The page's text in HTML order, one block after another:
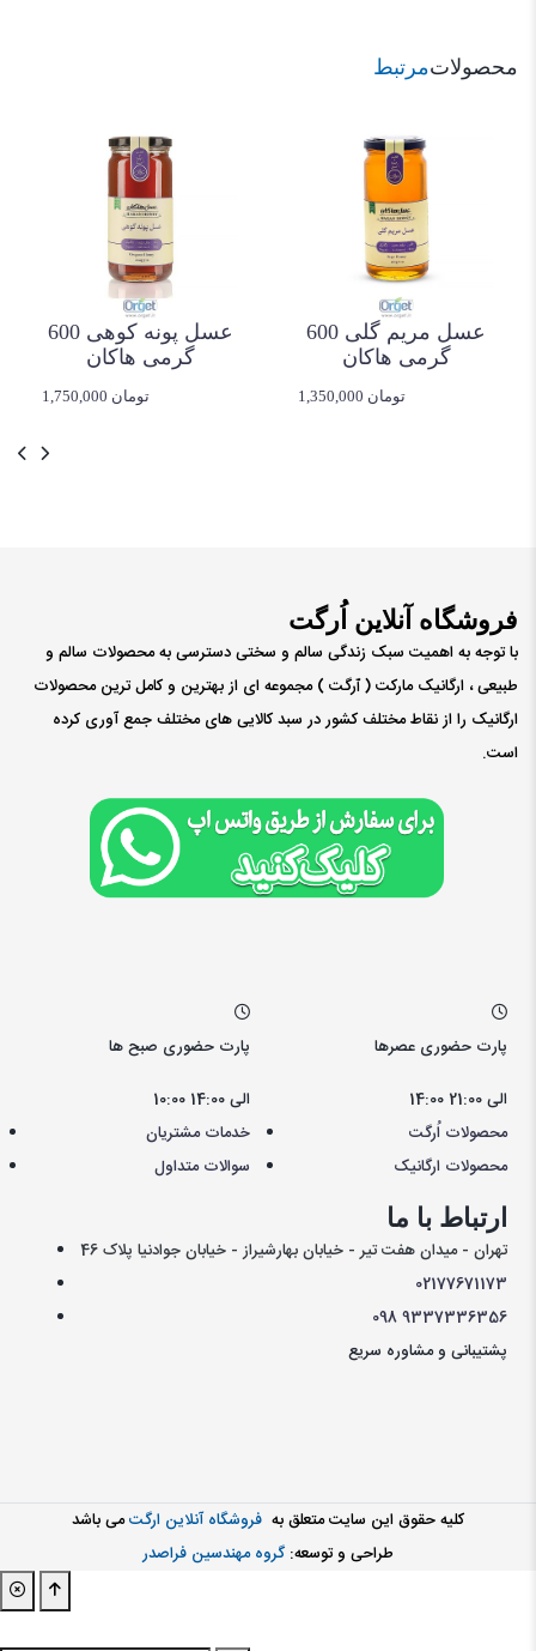
محصولاتمرتبط
عسل پونه کوهی 600
گرمی هاکان
1,750,000 تومان
عسل مریم گلی 600
گرمی هاکان
1,350,000 تومان
فروشگاه آنلاین اُرگت
با توجه به اهمیت سبک زندگی سالم و سختی دسترسی به محصولات سالم و
طبیعی ، ارگانیک مارکت ( ٱرگت ) مجموعه ای از بهترین و کامل ترین محصولات
ارگانیک را از نقاط مختلف کشور در سبد کالایی های مختلف جمع آوری کرده
است.
پارت حضوری صبح ها
10:00 الی 14:00
پارت حضوری عصرها
14:00 الی 21:00
خدمات مشتریان
سوالات متداول
محصولات اُرگت
محصولات ارگانیک
ارتباط با ما
تهران - میدان هفت تیر - خیابان بهارشیراز - خیابان جوادنیا پلاک 46
02177671173
0989337336356
پشتیبانی و مشاوره سریع
کليه حقوق اين سايت متعلق به فروشگاه آنلاین ارگتمی باشد
طراحی و توسعه: گروه مهندسین فراصدر